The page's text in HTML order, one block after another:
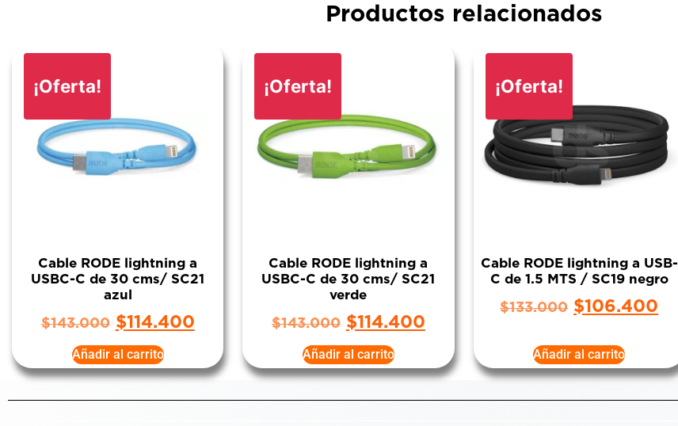
Productos relacionados
¡Oferta!
Cable RODE lightning a
USBC-C de 30 cms/ SC21
azul
$143.000 $114.400
Añadir al carrito
¡Oferta!
Cable RODE lightning a
USBC-C de 30 cms/ SC21
verde
$143.000 $114.400
Añadir al carrito
¡Oferta!
Cable RODE lightning a USB-
C de 1.5 MTS / SC19 negro
$133.000 $106.400
Añadir al carrito